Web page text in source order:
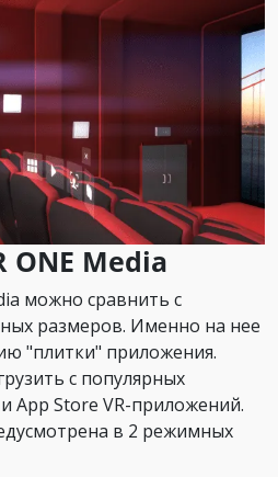
ONE Media
можно сравнить с
размеров. Именно на нее
"плитки" приложения.
с популярных
App Store VR-приложений.
в 2 режимных